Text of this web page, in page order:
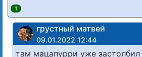
1
грустный матвей
09.01.2022 12:44
там мацапурри уже